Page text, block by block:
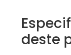
deste